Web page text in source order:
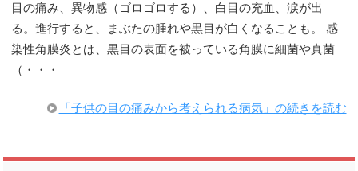
目の痛み、異物感（ゴロゴロする）、白目の充血、涙が出
る。進行すると、まぶたの腫れや黒目が白くなることも。 感
染性角膜炎とは、黒目の表面を被っている角膜に細菌や真菌
（・・・
「子供の目の痛みから考えられる病気」の続きを読む